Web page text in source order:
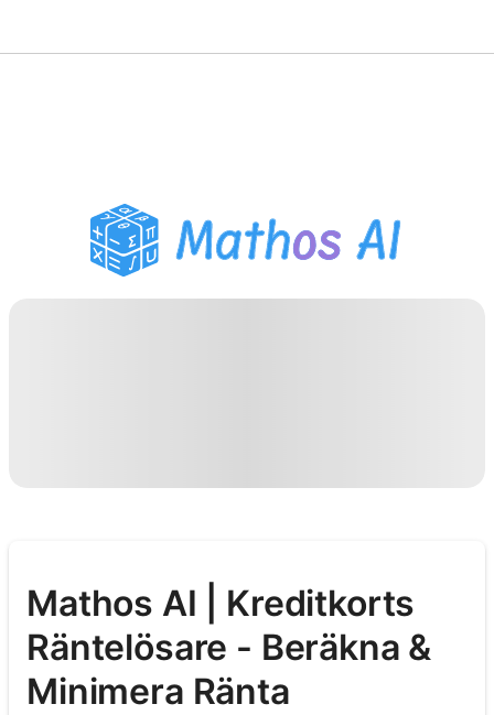
PDF Läxhjälp
Studieverktyg
Mathos AI | Kreditkorts
Räntelösare - Beräkna &
Minimera Ränta